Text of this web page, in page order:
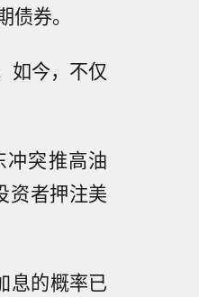
券。
如今，不仅
突推高油
资者押注美
息的概率已